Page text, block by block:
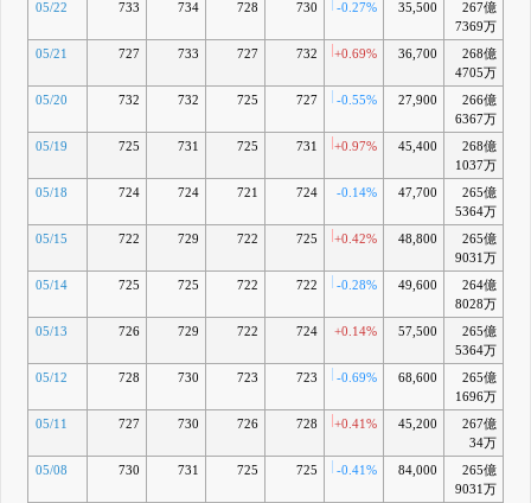
05/22 733 734 728 730 -0.27% 35,500
267億
7369万
05/21 727 733 727 732 +0.69% 36,700
268億
4705万
05/20 732 732 725 727 -0.55% 27,900
266億
6367万
05/19 725 731 725 731 +0.97% 45,400
268億
1037万
05/18 724 724 721 724 -0.14% 47,700
265億
5364万
05/15 722 729 722 725 +0.42% 48,800
265億
9031万
05/14 725 725 722 722 -0.28% 49,600
264億
8028万
05/13 726 729 722 724 +0.14% 57,500
265億
5364万
05/12 728 730 723 723 -0.69% 68,600
265億
1696万
05/11 727 730 726 728 +0.41% 45,200
267億
34万
05/08 730 731 725 725 -0.41% 84,000
265億
9031万